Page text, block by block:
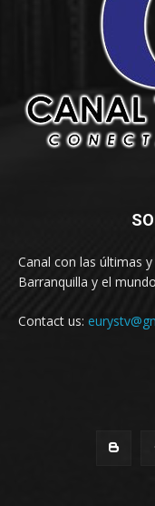
Canal con las últimas
Barranquilla y el
Contact us: